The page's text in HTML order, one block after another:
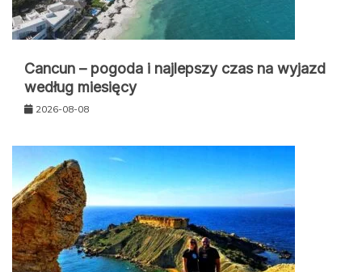
Cancun – pogoda i najlepszy czas na wyjazd
według miesięcy
2026-08-08